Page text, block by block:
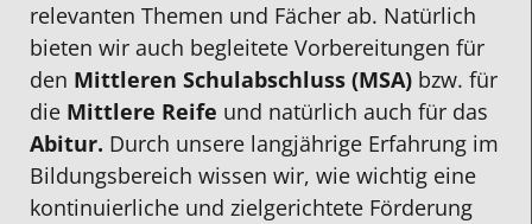
relevanten Themen und Fächer ab. Natürlich
bieten wir auch begleitete Vorbereitungen für
den Mittleren Schulabschluss (MSA) bzw. für
die Mittlere Reife und natürlich auch für das
Abitur. Durch unsere langjährige Erfahrung im
Bildungsbereich wissen wir, wie wichtig eine
kontinuierliche und zielgerichtete Förderung